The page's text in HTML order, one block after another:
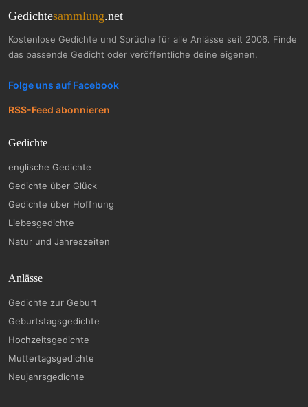
Gedichtesammlung.net
Kostenlose Gedichte und Sprüche für alle Anlässe seit 2006. Finde
das passende Gedicht oder veröffentliche deine eigenen.
Folge uns auf Facebook
RSS-Feed abonnieren
Gedichte
englische Gedichte
Gedichte über Glück
Gedichte über Hoffnung
Liebesgedichte
Natur und Jahreszeiten
Anlässe
Gedichte zur Geburt
Geburtstagsgedichte
Hochzeitsgedichte
Muttertagsgedichte
Neujahrsgedichte